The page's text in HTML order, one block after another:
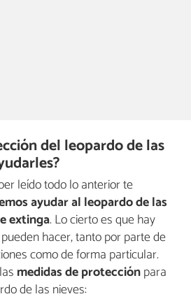
del leopardo de las
leído todo lo anterior te
ayudar al leopardo de las
extinga. Lo cierto es que hay
hacer, tanto por parte de
como de forma particular.
medidas de protecciónpara
de las nieves: